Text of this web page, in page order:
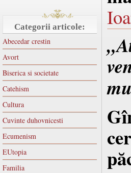
Categorii articole:
Abecedar crestin
Avort
Biserica si societate
Catehism
Cultura
Cuvinte duhovnicesti
Ecumenism
EUtopia
Familia